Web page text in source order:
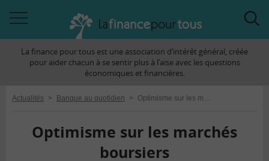
àLa finance pour tous est une association d’intérêt général, créée
pour aider chacun à se sentir plus à l’aise avec les questions
économiques et financières.
Actualités > Banque au quotidien > Optimisme sur les marchés boursiers
Optimisme sur les marchés
boursiers